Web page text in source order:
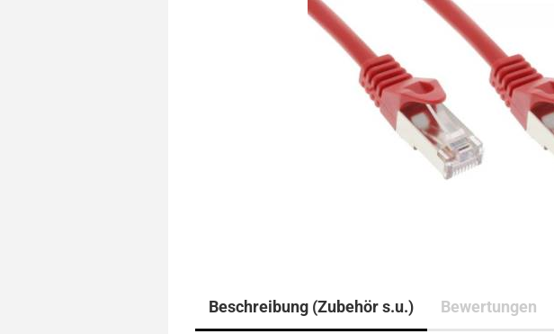
Beschreibung (Zubehör s.u.) Bewertungen